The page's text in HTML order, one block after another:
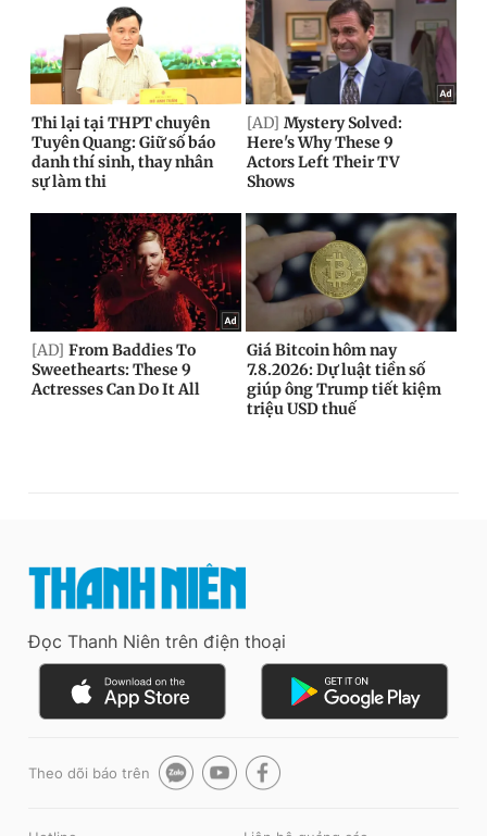
Đọc Thanh Niên trên điện thoại
Theo dõi báo trên